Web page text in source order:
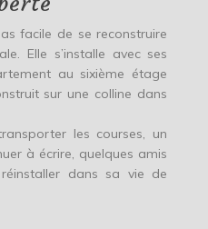
facile de se reconstruire
Elle s’installe avec ses
au sixième étage
sur une colline dans
les courses, un
à écrire, quelques amis
dans sa vie de